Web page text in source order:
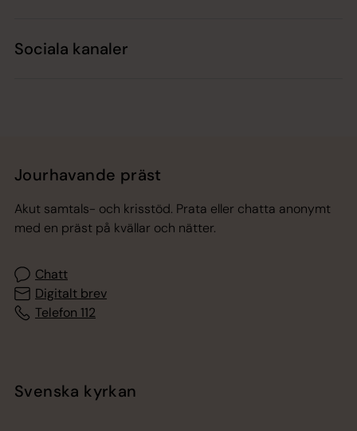
Sociala kanaler
Jourhavande präst
Akut samtals- och krisstöd. Prata eller chatta anonymt
med en präst på kvällar och nätter.
Chatt
Digitalt brev
Telefon 112
Svenska kyrkan